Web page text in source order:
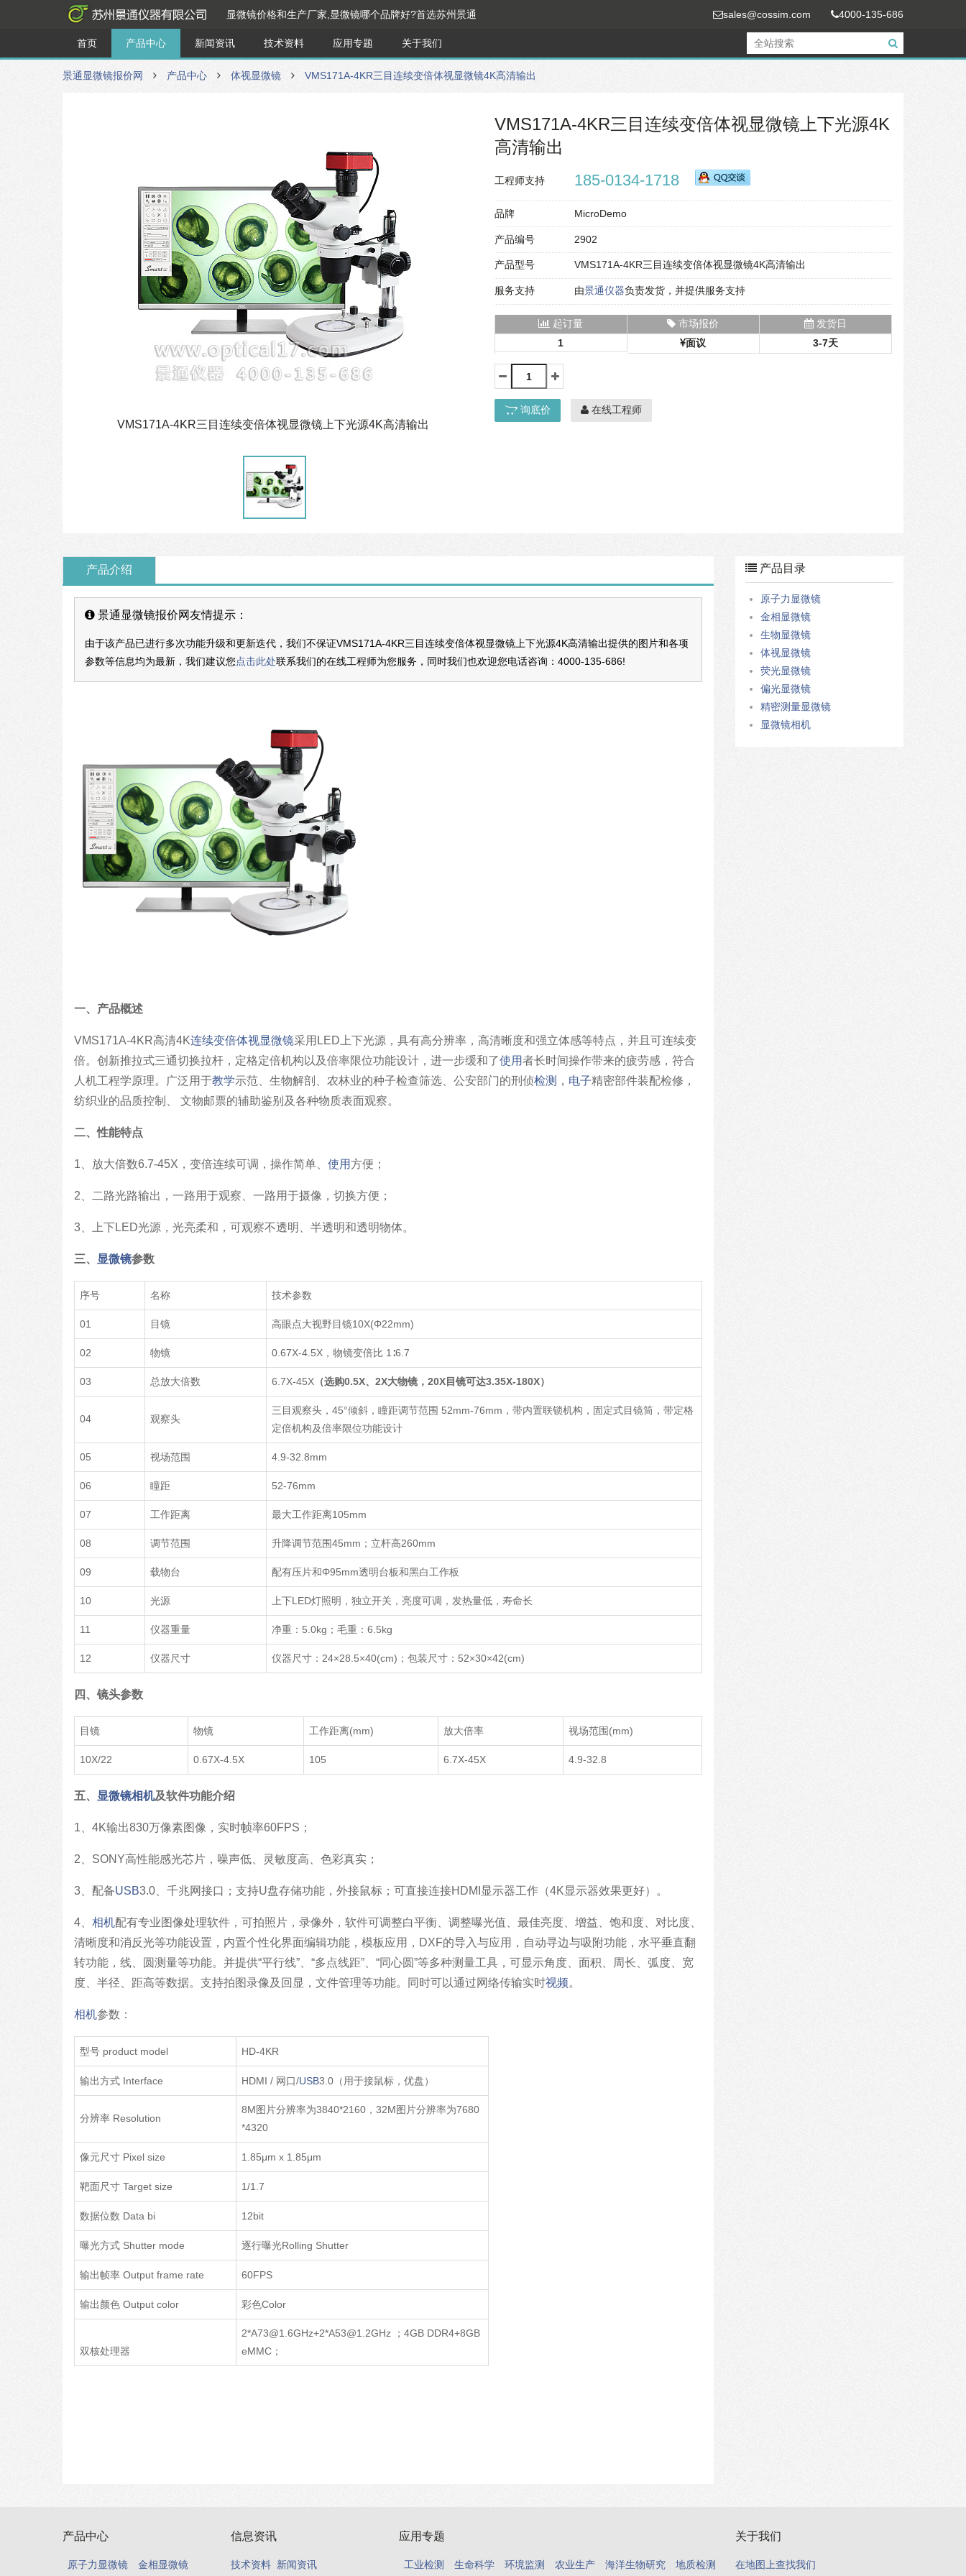
显微镜价格和生产厂家,显微镜哪个品牌好?首选苏州景通 sales@cossim.com 4000-135-686
首页 产品中心 新闻资讯 技术资料 应用专题 关于我们
景通显微镜报价网 产品中心 体视显微镜 VMS171A-4KR三目连续变倍体视显微镜4K高清输出
VMS171A-4KR三目连续变倍体视显微镜上下光源4K高清输出
VMS171A-4KR三目连续变倍体视显微镜上下光源4K
高清输出
工程师支持 185-0134-1718
品牌 MicroDemo
产品编号 2902
产品型号 VMS171A-4KR三目连续变倍体视显微镜4K高清输出
服务支持 由景通仪器负责发货，并提供服务支持
起订量 市场报价
发货日
1
面议 3-7天
询底价 在线工程师
产品介绍
景通显微镜报价网友情提示：
由于该产品已进行多次功能升级和更新迭代，我们不保证VMS171A-4KR三目连续变倍体视显微镜上下光源4K高清输出提供的图片和各项
参数等信息均为最新，我们建议您点击此处联系我们的在线工程师为您服务，同时我们也欢迎您电话咨询：4000-135-686!
一、产品概述
VMS171A-4KR高清4K连续变倍体视显微镜采用LED上下光源，具有高分辨率，高清晰度和强立体感等特点，并且可连续变
倍。创新推拉式三通切换拉杆，定格定倍机构以及倍率限位功能设计，进一步缓和了使用者长时间操作带来的疲劳感，符合
人机工程学原理。广泛用于教学示范、生物解剖、农林业的种子检查筛选、公安部门的刑侦检测 ， 电子精密部件装配检修，
纺织业的品质控制、 文物邮票的辅助鉴别及各种物质表面观察。
二、性能特点
1、放大倍数6.7-45X，变倍连续可调，操作简单、 使用方便；
2、二路光路输出，一路用于观察、一路用于摄像，切换方便；
3、上下LED光源，光亮柔和，可观察不透明、半透明和透明物体。
三、 显微镜参数
序号 名称 技术参数
01 目镜 高眼点大视野目镜10X(Φ22mm)
02 物镜 0.67X-4.5X，物镜变倍比 1∶6.7
03 总放大倍数 6.7X-45X （选购0.5X、2X大物镜，20X目镜可达3.35X-180X）
04 观察头
三目观察头，45°倾斜，瞳距调节范围 52mm-76mm，带内置联锁机构，固定式目镜筒，带定格
定倍机构及倍率限位功能设计
05 视场范围 4.9-32.8mm
06 瞳距 52-76mm
07 工作距离 最大工作距离105mm
08 调节范围 升降调节范围45mm；立杆高260mm
09 载物台 配有压片和Φ95mm透明台板和黑白工作板
10 光源 上下LED灯照明，独立开关，亮度可调，发热量低，寿命长
11 仪器重量 净重：5.0kg；毛重：6.5kg
12 仪器尺寸 仪器尺寸：24×28.5×40(cm)；包装尺寸：52×30×42(cm)
四、镜头参数
目镜 物镜 工作距离(mm) 放大倍率 视场范围(mm)
10X/22 0.67X-4.5X 105 6.7X-45X 4.9-32.8
五、 显微镜相机及软件功能介绍
1、4K输出830万像素图像，实时帧率60FPS；
2、SONY高性能感光芯片，噪声低、灵敏度高、色彩真实；
3、配备USB3.0、千兆网接口；支持U盘存储功能，外接鼠标；可直接连接HDMI显示器工作（4K显示器效果更好）。
4、 相机配有专业图像处理软件，可拍照片，录像外，软件可调整白平衡、调整曝光值、最佳亮度、增益、饱和度、对比度、
清晰度和消反光等功能设置，内置个性化界面编辑功能，模板应用，DXF的导入与应用，自动寻边与吸附功能，水平垂直翻
转功能，线、圆测量等功能。并提供“平行线”、“多点线距”、“同心圆”等多种测量工具，可显示角度、面积、周长、弧度、宽
度、半径、距高等数据。支持拍图录像及回显，文件管理等功能。同时可以通过网络传输实时视频。
相机参数：
型号 product model HD-4KR
输出方式 Interface HDMI / 网口/USB3.0（用于接鼠标，优盘）
分辨率 Resolution
8M图片分辨率为3840*2160，32M图片分辨率为7680
*4320
像元尺寸 Pixel size 1.85μm x 1.85μm
靶面尺寸 Target size 1/1.7
数据位数 Data bi 12bit
曝光方式 Shutter mode 逐行曝光Rolling Shutter
输出帧率 Output frame rate 60FPS
输出颜色 Output color 彩色Color
双核处理器
2*A73@1.6GHz+2*A53@1.2GHz ；4GB DDR4+8GB
eMMC；
产品目录
原子力显微镜
金相显微镜
生物显微镜
体视显微镜
荧光显微镜
偏光显微镜
精密测量显微镜
显微镜相机
产品中心
原子力显微镜 金相显微镜
信息资讯
技术资料 新闻资讯
应用专题
工业检测 生命科学 环境监测 农业生产 海洋生物研究 地质检测
关于我们
在地图上查找我们